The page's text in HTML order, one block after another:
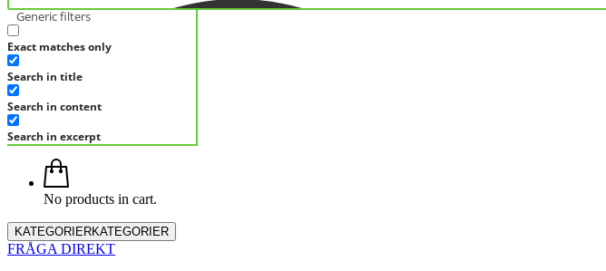
Generic filters
Exact matches only
Search in title
Search in content
Search in excerpt
No products in cart.
KATEGORIERKATEGORIER
FRÅGA DIREKT